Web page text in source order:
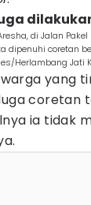
di Jalan
dipenuhi coretan
Herlambang Jati
yang
coretan
ia tidak